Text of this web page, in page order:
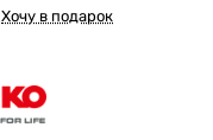
Хочу в подарок